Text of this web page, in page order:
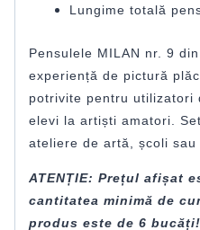
Lungime totală
Pensulele MILAN nr. 9
experiență de pictură
potrivite pentru utilizatori
elevi la artiști amatori.
ateliere de artă, școli sau
ATENȚIE: Prețul afișat
cantitatea minimă de
produs este de 6 bucăți!